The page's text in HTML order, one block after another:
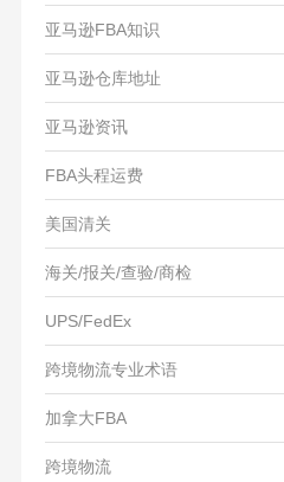
亚马逊FBA知识
亚马逊仓库地址
亚马逊资讯
FBA头程运费
美国清关
海关/报关/查验/商检
UPS/FedEx
跨境物流专业术语
加拿大FBA
跨境物流